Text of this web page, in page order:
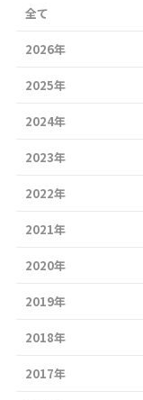
全て
2026年
2025年
2024年
2023年
2022年
2021年
2020年
2019年
2018年
2017年